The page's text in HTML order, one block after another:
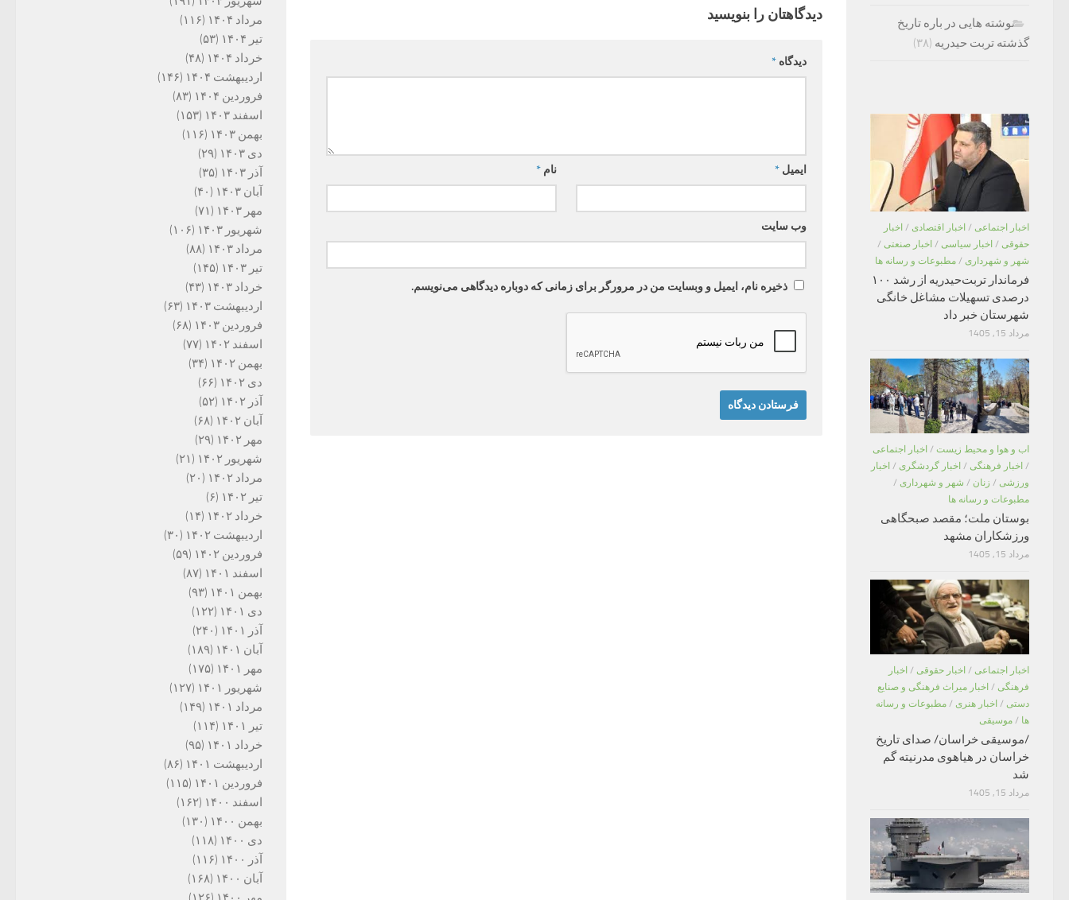
دیدگاهتان را بنویسید
دیدگاه *
نام* ایمیل *
وب‌ سایت
ذخیره نام، ایمیل و وبسایت من در مرورگر برای زمانی که دوباره دیدگاهی می‌نویسم.
مرداد ۱۴۰۴
(۱۱۶)
تیر ۱۴۰۴
(۵۳)
خرداد ۱۴۰۴
(۴۸)
اردیبهشت ۱۴۰۴
(۱۴۶)
فروردین ۱۴۰۴
(۸۳)
اسفند ۱۴۰۳
(۱۵۳)
بهمن ۱۴۰۳
(۱۱۶)
دی ۱۴۰۳
(۲۹)
آذر ۱۴۰۳
(۳۵)
آبان ۱۴۰۳
(۴۰)
مهر ۱۴۰۳
(۷۱)
شهریور ۱۴۰۳
(۱۰۶)
مرداد ۱۴۰۳
(۸۸)
تیر ۱۴۰۳
(۱۴۵)
خرداد ۱۴۰۳
(۴۳)
اردیبهشت ۱۴۰۳
(۶۳)
فروردین ۱۴۰۳
(۶۸)
اسفند ۱۴۰۲
(۷۷)
بهمن ۱۴۰۲
(۳۴)
دی ۱۴۰۲
(۶۶)
آذر ۱۴۰۲
(۵۲)
آبان ۱۴۰۲
(۶۸)
مهر ۱۴۰۲
(۲۹)
شهریور ۱۴۰۲
(۲۱)
مرداد ۱۴۰۲
(۲۰)
تیر ۱۴۰۲
(۶)
خرداد ۱۴۰۲
(۱۴)
اردیبهشت ۱۴۰۲
(۳۰)
فروردین ۱۴۰۲
(۵۹)
اسفند ۱۴۰۱
(۸۷)
بهمن ۱۴۰۱
(۹۳)
دی ۱۴۰۱
(۱۲۲)
آذر ۱۴۰۱
(۲۴۰)
آبان ۱۴۰۱
(۱۸۹)
مهر ۱۴۰۱
(۱۷۵)
شهریور ۱۴۰۱
(۱۲۷)
مرداد ۱۴۰۱
(۱۴۹)
تیر ۱۴۰۱
(۱۱۴)
خرداد ۱۴۰۱
(۹۵)
اردیبهشت ۱۴۰۱
(۸۶)
فروردین ۱۴۰۱
(۱۱۵)
اسفند ۱۴۰۰
(۱۶۲)
بهمن ۱۴۰۰
(۱۳۰)
دی ۱۴۰۰
(۱۱۸)
آذر ۱۴۰۰
(۱۱۶)
آبان ۱۴۰۰
(۱۶۸)
نوشته هایی در باره تاریخ
گذشته تربت حیدریه (۳۸)
اخبار اجتماعی / اخبار اقتصادی / اخبار
حقوقی / اخبار سیاسی / اخبار صنعتی /
شهر و شهرداری / مطبوعات و رسانه ها
فرماندار تربت‌حیدریه از رشد ۱۰۰
درصدی تسهیلات مشاغل خانگی
شهرستان خبر داد
مرداد 15, 1405
اب و هوا و محیط زیست / اخبار اجتماعی
/ اخبار فرهنگی / اخبار گردشگری / اخبار
ورزشی / زنان / شهر و شهرداری /
مطبوعات و رسانه ها
بوستان ملت؛ مقصد صبحگاهی
ورزشکاران مشهد
مرداد 15, 1405
اخبار اجتماعی / اخبار حقوقی / اخبار
فرهنگی / اخبار میراث فرهنگی و صنایع
دستی / اخبار هنری / مطبوعات و رسانه
ها / موسیقی
/موسیقی خراسان/ صدای تاریخ
خراسان در هیاهوی مدرنیته گم
شد
مرداد 15, 1405